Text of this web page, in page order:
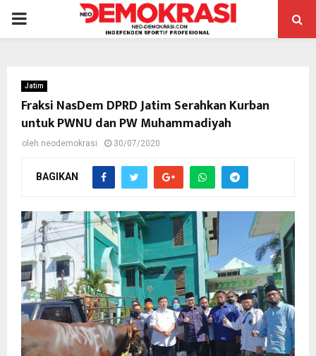
PRIMARY
Jatim
Fraksi NasDem DPRD Jatim Serahkan Kurban
untuk PWNU dan PW Muhammadiyah
oleh neodemokrasi 30/07/2020
BAGIKAN